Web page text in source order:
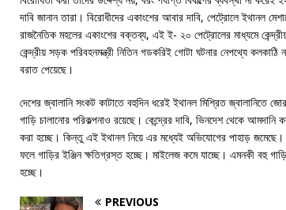
দাবি জানান তারা। বিরোধীদের একাংশের আবার দাবি, পেট্রোলে
রাজনৈতিক মহলের একাংশের বক্তব্য, এই ই- ২০ পেট্রোলের মাধ্যমে
কেন্দ্রীয় সড়ক পরিবহনমন্ত্রী নিতিন গডকরিই গোটা ঘটনার নেপথ্যে
বরাত পেয়েছে।
দেশের জ্বালানি সংকট কাটাতে বহুদিন ধরেই ইথানল মিশ্রিত জ্বালানিতে
গাড়ি চালানোর পরিকল্পনাও রয়েছে। কেন্দ্রের দাবি, ভিনদেশ থেকে
করা হচ্ছে। কিন্তু এই ইথানল নিয়ে এর মধ্যেই অভিযোগের পাহাড়
ফলে গাড়ির ইঞ্জিন ক্ষতিগ্রস্ত হচ্ছে। মাইলেজ কমে যাচ্ছে। এমনকী বহু
হচ্ছে।
PREVIOUS